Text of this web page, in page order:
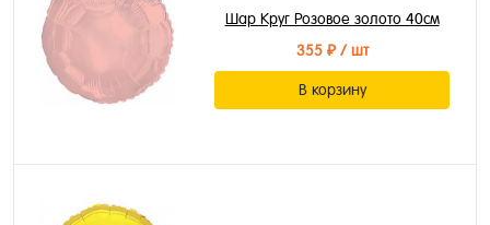
Шар Круг Розовое золото 40см
355 ₽/ шт
В корзину